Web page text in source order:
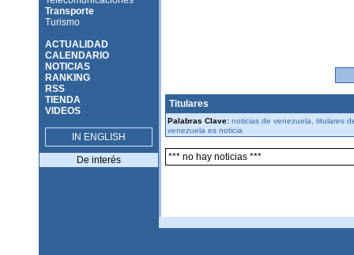
Transporte
Turismo
ACTUALIDAD
CALENDARIO
NOTICIAS
RANKING
RSS
TIENDA
VIDEOS
IN ENGLISH
De interés
Titulares
Palabras Clave: noticias de venezuela, titulares
venezuela es noticia
*** no hay noticias ***